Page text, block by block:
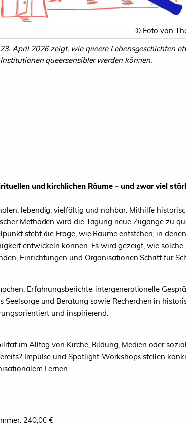
© Foto von
April 2026 zeigt, wie queere Lebensgeschichten
queersensibler werden können.
und kirchlichen Räume – und zwar viel
lebendig, vielfältig und nahbar. Mithilfe
Methoden wird die Tagung neue Zugänge zu
steht die Frage, wie Räume entstehen, in
entwickeln können. Es wird gezeigt, wie solche
Einrichtungen und Organisationen Schritt für
Erfahrungsberichte, intergenerationelle
und Beratung sowie Recherchen in
und inspirierend.
im Alltag von Kirche, Bildung, Medien oder
Impulse und Spotlight-Workshops stellen
Lernen.
240,00 €